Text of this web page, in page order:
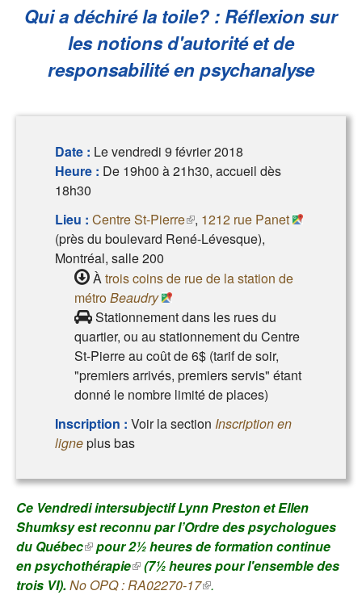
Qui a déchiré la toile? : Réflexion sur
les notions d'autorité et de
responsabilité en psychanalyse
Date : Le vendredi 9 février 2018
Heure : De 19h00 à 21h30, accueil dès
18h30
Lieu : Centre St-Pierre(le lien est externe)
, 1212 rue Panet
(près du boulevard René-Lévesque),
Montréal, salle 200
Àtrois coins de rue de la station de
métroBeaudry
Stationnement dans les rues du
quartier, ou au stationnement du Centre
St-Pierre au coût de 6$ (tarif de soir,
"premiers arrivés, premiers servis" étant
donné le nombre limité de places)
Inscription : Voir la section Inscription en
ligneplus bas
Ce Vendredi intersubjectif Lynn Preston et Ellen
Shumksy est reconnu par l’Ordre des psychologues
du Québec(le lien est externe)
pour 2½ heures deformation continue
en psychothérapie(le lien est externe)
(7½ heures pour l'ensemble des
trois VI).No OPQ : RA02270-17(le lien est externe)
.